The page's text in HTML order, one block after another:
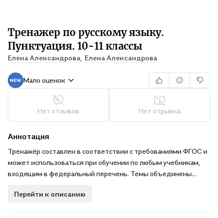
Тренажер по русскому языку.
Пунктуация. 10-11 классы
Елена Александрова, Елена Александрова
Мало оценок
Нет отзывов Нет отрывка
Аннотация
Тренажёр составлен в соответствии с требованиями ФГОС и
может использоваться при обучении по любым учебникам,
входящим в федеральный перечень. Темы объединены
основные правила пунктуации, но и проследили
Перейти к описанию